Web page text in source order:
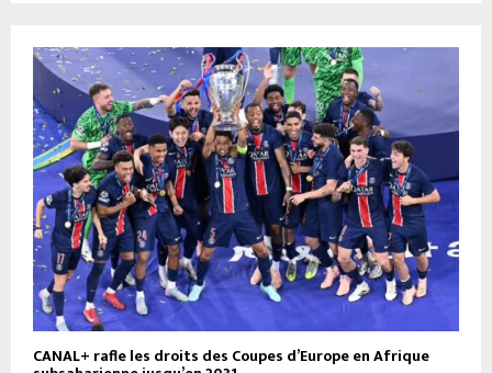
CANAL+ rafle les droits des Coupes d’Europe en Afrique